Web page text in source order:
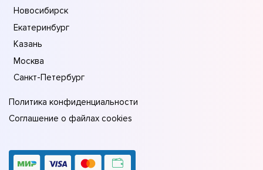
Новосибирск
Екатеринбург
Казань
Москва
Санкт-Петербург
Политика конфиденциальности
Соглашение о файлах cookies